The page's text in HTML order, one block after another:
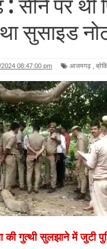
पर थी
सुसाइड
2024 08:47:00 pm आजमगढ़
की गुत्थी सुलझाने में जुटी